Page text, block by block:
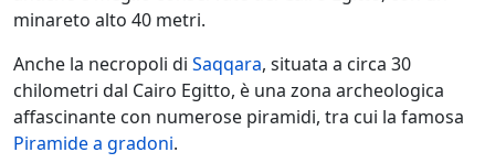
minareto alto 40 metri.
Anche la necropoli di Saqqara, situata a circa 30
chilometri dal Cairo Egitto, è una zona archeologica
affascinante con numerose piramidi, tra cui la famosa
Piramide a gradoni.